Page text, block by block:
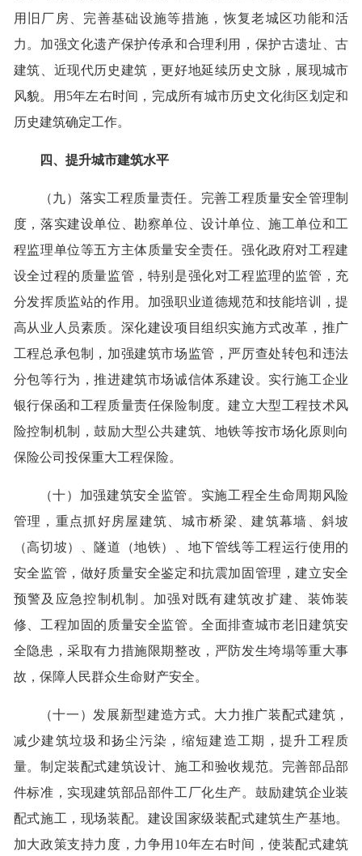
用旧厂房、完善基础设施等措施，恢复老城区功能和活
力。加强文化遗产保护传承和合理利用，保护古遗址、古
建筑、近现代历史建筑，更好地延续历史文脉，展现城市
风貌。用5年左右时间，完成所有城市历史文化街区划定和
历史建筑确定工作。
四、提升城市建筑水平
（九）落实工程质量责任。完善工程质量安全管理制
度，落实建设单位、勘察单位、设计单位、施工单位和工
程监理单位等五方主体质量安全责任。强化政府对工程建
设全过程的质量监管，特别是强化对工程监理的监管，充
分发挥质监站的作用。加强职业道德规范和技能培训，提
高从业人员素质。深化建设项目组织实施方式改革，推广
工程总承包制，加强建筑市场监管，严厉查处转包和违法
分包等行为，推进建筑市场诚信体系建设。实行施工企业
银行保函和工程质量责任保险制度。建立大型工程技术风
险控制机制，鼓励大型公共建筑、地铁等按市场化原则向
保险公司投保重大工程保险。
（十）加强建筑安全监管。实施工程全生命周期风险
管理，重点抓好房屋建筑、城市桥梁、建筑幕墙、斜坡
（高切坡）、隧道（地铁）、地下管线等工程运行使用的
安全监管，做好质量安全鉴定和抗震加固管理，建立安全
预警及应急控制机制。加强对既有建筑改扩建、装饰装
修、工程加固的质量安全监管。全面排查城市老旧建筑安
全隐患，采取有力措施限期整改，严防发生垮塌等重大事
故，保障人民群众生命财产安全。
（十一）发展新型建造方式。大力推广装配式建筑，
减少建筑垃圾和扬尘污染，缩短建造工期，提升工程质
量。制定装配式建筑设计、施工和验收规范。完善部品部
件标准，实现建筑部品部件工厂化生产。鼓励建筑企业装
配式施工，现场装配。建设国家级装配式建筑生产基地。
加大政策支持力度，力争用10年左右时间，使装配式建筑